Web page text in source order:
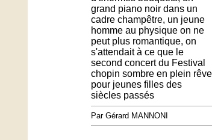
grand piano noir dans un
cadre champêtre, un jeune
homme au physique on ne
peut plus romantique, on
s'attendait à ce que le
second concert du Festival
chopin sombre en plein rêve
pour jeunes filles des
siècles passés
Par Gérard MANNONI